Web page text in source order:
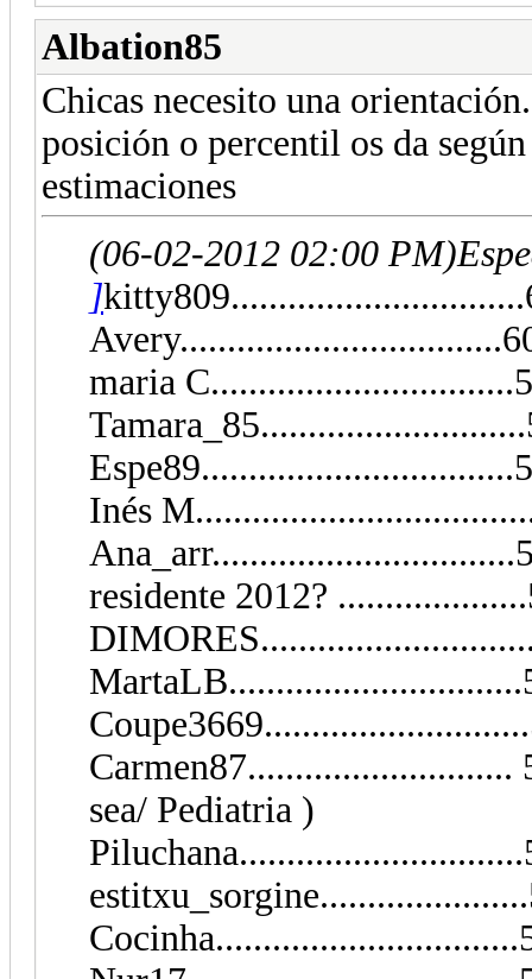
Albation85
Chicas necesito una
posición o percentil os da
estimaciones
(06-02-2012 02:00 PM)
]
maria
Inés
residente 2012?
sea/ Pediatria )